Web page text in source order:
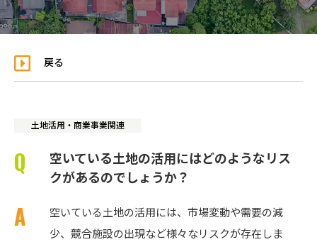
戻る
土地活用・商業事業関連
空いている土地の活用にはどのようなリス
クがあるのでしょうか？
空いている土地の活用には、市場変動や需要の減
少、競合施設の出現など様々なリスクが存在しま